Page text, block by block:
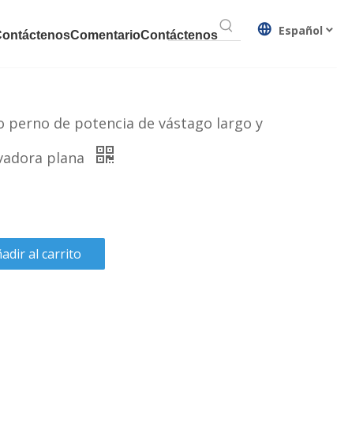
ComentarioContáctenos Español
perno de potencia de vástago largo y
plana
al carrito